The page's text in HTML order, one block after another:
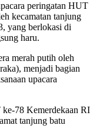
peringatan HUT
kecamatan tanjung
yang berlokasi di
haru.
merah putih oleh
menjadi bagian
upacara
78 Kemerdekaan RI
tanjung batu